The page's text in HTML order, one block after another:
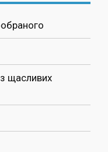
щасливих